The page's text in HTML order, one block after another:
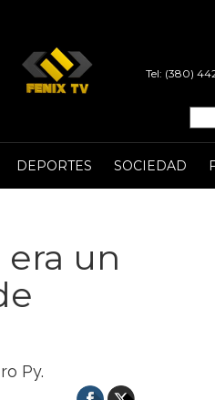
Tel: (380)
DEPORTES SOCIEDAD
era un
Py.